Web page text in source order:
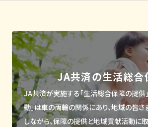
JA共済の生活総合
JA共済が実施する「生活総合保障の提供
動」は車の両輪の関係にあり、地域の皆さ
しながら、保障の提供と地域貢献活動に